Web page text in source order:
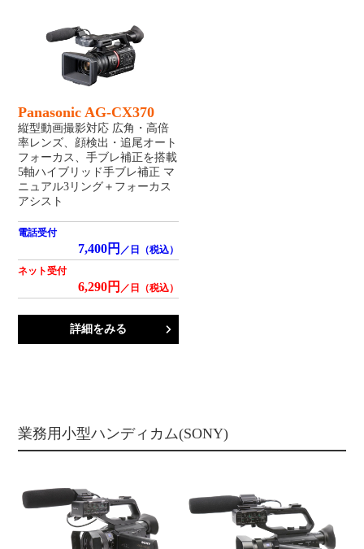
Panasonic AG-CX370
縦型動画撮影対応 広角・高倍
率レンズ、顔検出・追尾オート
フォーカス、手ブレ補正を搭載
5軸ハイブリッド手ブレ補正 マ
ニュアル3リング＋フォーカス
アシスト
電話受付
7,400円 ／日（税込）
ネット受付
6,290円 ／日（税込）
詳細をみる
業務用小型ハンディカム(SONY)